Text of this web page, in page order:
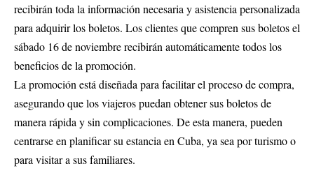
recibirán toda la información necesaria y asistencia personalizada
para adquirir los boletos. Los clientes que compren sus boletos el
sábado 16 de noviembre recibirán automáticamente todos los
beneficios de la promoción.
La promoción está diseñada para facilitar el proceso de compra,
asegurando que los viajeros puedan obtener sus boletos de
manera rápida y sin complicaciones. De esta manera, pueden
centrarse en planificar su estancia en Cuba, ya sea por turismo o
para visitar a sus familiares.